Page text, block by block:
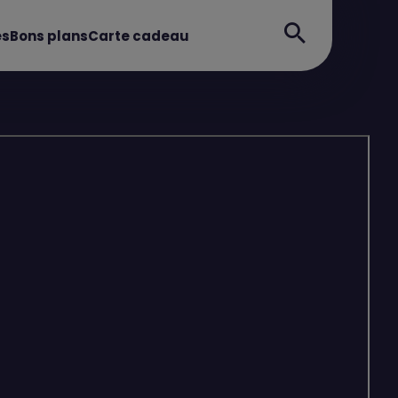
Bons plansCarte cadeau